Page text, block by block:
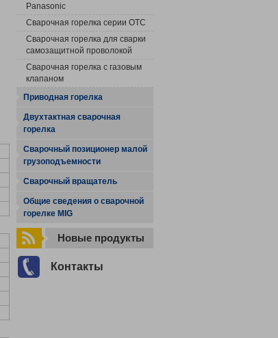
Panasonic
Сварочная горелка серии OTC
Сварочная горелка для сварки
самозащитной проволокой
Сварочная горелка с газовым
клапаном
Приводная горелка
Двухтактная сварочная
горелка
Сварочный позиционер малой
грузоподъемности
Сварочный вращатель
Общие сведения о сварочной
горелке MIG
Новые продукты
Контакты